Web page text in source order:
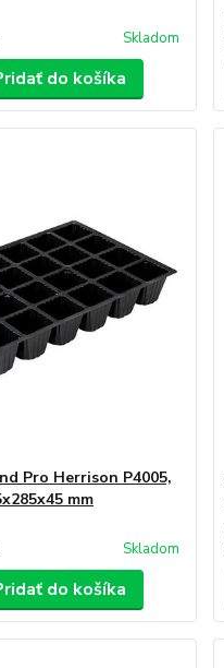
Skladom
do košíka
Pro Herrison P4005,
mm
Skladom
do košíka